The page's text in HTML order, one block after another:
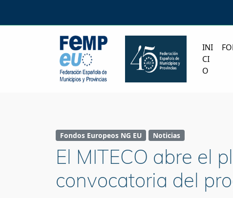
INI
CI
O
Fondos Europeos NG EU Noticias
El MITECO abre el
convocatoria del